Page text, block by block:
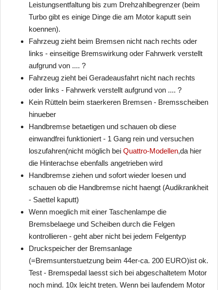
Leistungsentfaltung bis zum Drehzahlbegrenzer (beim
Turbo gibt es einige Dinge die am Motor kaputt sein
koennen).
Fahrzeug zieht beim Bremsen nicht nach rechts oder
links - einseitige Bremswirkung oder Fahrwerk verstellt
aufgrund von .... ?
Fahrzeug zieht bei Geradeausfahrt nicht nach rechts
oder links - Fahrwerk verstellt aufgrund von .... ?
Kein Rütteln beim staerkeren Bremsen - Bremsscheiben
hinueber
Handbremse betaetigen und schauen ob diese
einwandfrei funktioniert - 1 Gang rein und versuchen
loszufahren(nicht möglich bei Quattro-Modellen,da hier
die Hinterachse ebenfalls angetrieben wird
Handbremse ziehen und sofort wieder loesen und
schauen ob die Handbremse nicht haengt (Audikrankheit
- Saettel kaputt)
Wenn moeglich mit einer Taschenlampe die
Bremsbelaege und Scheiben durch die Felgen
kontrollieren - geht aber nicht bei jedem Felgentyp
Druckspeicher der Bremsanlage
(=Bremsunterstuetzung beim 44er-ca. 200 EURO)ist ok.
Test - Bremspedal laesst sich bei abgeschaltetem Motor
noch mind. 10x leicht treten. Wenn bei laufendem Motor